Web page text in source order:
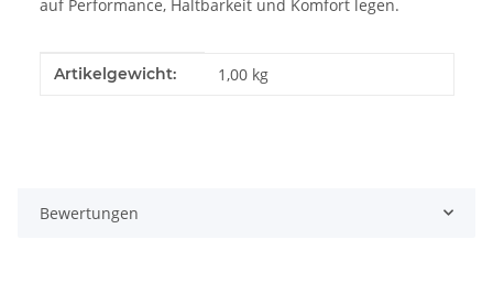
auf Performance, Haltbarkeit und Komfort legen.
Produkteigenschaft
Wert
Artikelgewicht: 1,00 kg
Bewertungen